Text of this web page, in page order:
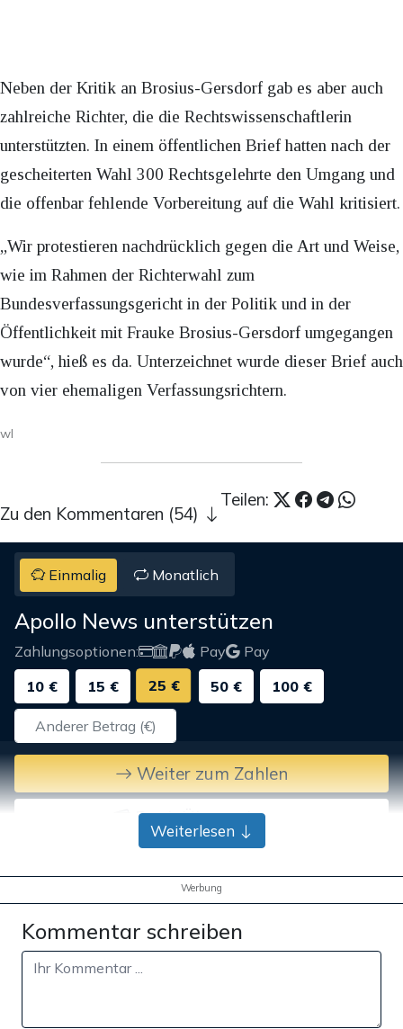
Neben der Kritik an Brosius-Gersdorf gab es aber auch
zahlreiche Richter, die die Rechtswissenschaftlerin
unterstützten. In einem öffentlichen Brief hatten nach der
gescheiterten Wahl 300 Rechtsgelehrte den Umgang und
die offenbar fehlende Vorbereitung auf die Wahl kritisiert.
„Wir protestieren nachdrücklich gegen die Art und Weise,
wie im Rahmen der Richterwahl zum
Bundesverfassungsgericht in der Politik und in der
Öffentlichkeit mit Frauke Brosius-Gersdorf umgegangen
wurde“, hieß es da. Unterzeichnet wurde dieser Brief auch
von vier ehemaligen Verfassungsrichtern.
wl
Teilen:
Zu den Kommentaren (54)
Einmalig Monatlich
Apollo News unterstützen
Zahlungsoptionen: Pay
Pay
10 €
15 € 25 € 50 € 100 €
Weiter zum Zahlen
Bank-Überweisung
Weiterlesen
Werbung
Kommentar schreiben